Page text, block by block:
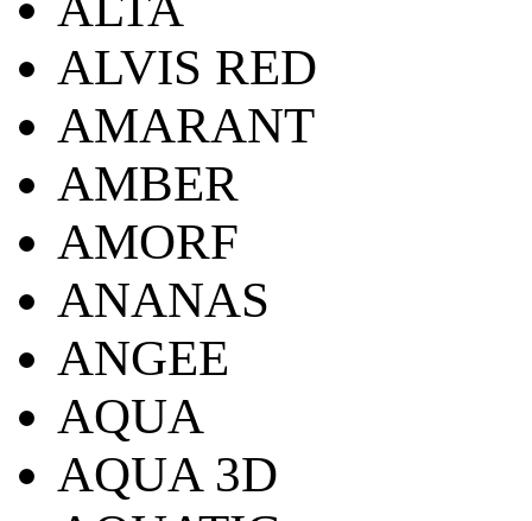
ALVIS RED
AMARANT
AMBER
AMORF
ANANAS
ANGEE
AQUA
AQUA 3D